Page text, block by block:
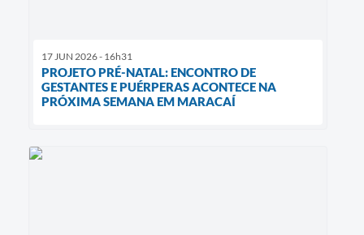
17 JUN 2026 - 16h31
PROJETO PRÉ-NATAL: ENCONTRO DE
GESTANTES E PUÉRPERAS ACONTECE NA
PRÓXIMA SEMANA EM MARACAÍ